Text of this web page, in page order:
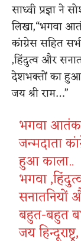
साध्वी प्रज्ञा ने
लिखा,“भगवा
कांग्रेस सहित
,हिंदुत्व और
देशभक्तों का हुआ
जय श्री राम…”
भगवा
जन्मदाता
हुआ काला..
भगवा
सनातनियों
बहुत-बहुत
जय